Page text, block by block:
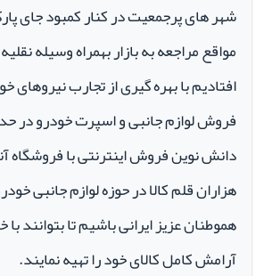
شهر های پرجمعیت در کنار کمبود جای
مواقع مراجعه به بازار بهمراه وسیله
افتادیم با بهره گیری از تجارب نیروهای
دانش نوین فروش اینترنتی با فروشگاه
هزاران قلم کالا در حوزه لوازم جانبی
هموطنان عزیز ایرانی باشیم تا بتوانند
آرامش کامل کالای خود را تهیه نمایند.